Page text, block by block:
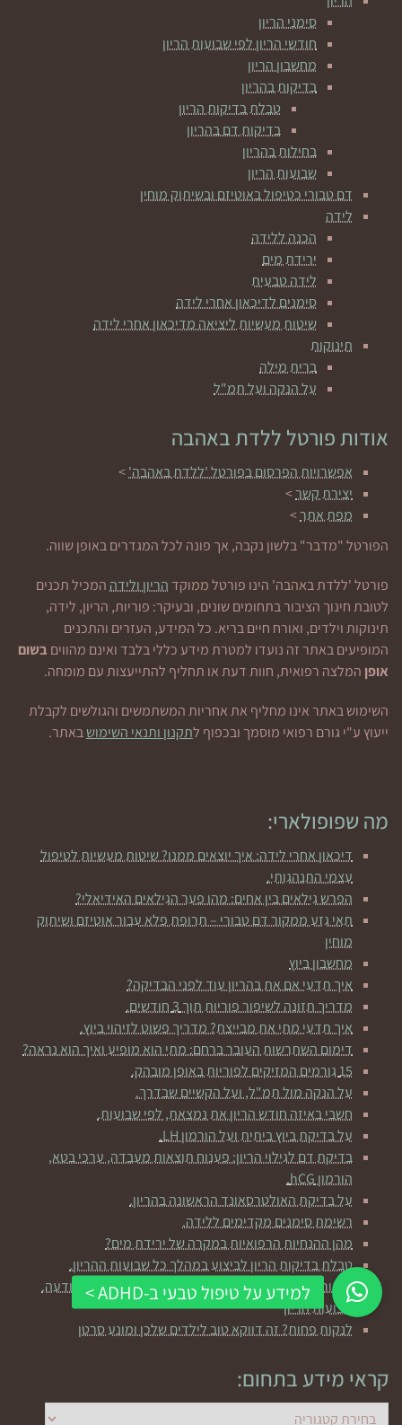
סימני הריון
חודשי הריון לפי שבועות הריון
מחשבון הריון
בדיקות בהריון
טבלת בדיקות הריון
בדיקות דם בהריון
בחילות בהריון
שבועות הריון
דם טבורי כטיפול באוטיזם ובשיתוק מוחין
לידה
הכנה ללידה
ירידת מים
לידה טבעית
סימנים לדיכאון אחרי לידה
שיטות מעשיות ליציאה מדיכאון אחרי לידה
תינוקות
ברית מילה
על הנקה ועל תמ"ל
אודות פורטל ללדת באהבה
אפשרויות הפרסום בפורטל 'ללדת באהבה'>
יצירת קשר>
מפת אתר>
הפורטל "מדבר" בלשון נקבה, אך פונה לכל המגדרים באופן שווה.
פורטל 'ללדת באהבה' הינו פורטל ממוקד הריון ולידההמכיל תכנים
לטובת חינוך הציבור בתחומים שונים, ובעיקר: פוריות, הריון, לידה,
תינוקות וילדים, ואורח חיים בריא. כל המידע, העזרים והתכנים
המופיעים באתר זה נועדו למטרת מידע כללי בלבד ואינם מהוויםבשום
אופן המלצה רפואית, חוות דעת או תחליף להתייעצות עם מומחה.
השימוש באתר אינו מחליף את אחריות המשתמשים והגולשים לקבלת
ייעוץ ע"י גורם רפואי מוסמך ובכפוף לתקנון ותנאי השימושבאתר.
מה שפופולארי:
דיכאון אחרי לידה: איך יוצאים ממנו? שיטות מעשיות לטיפול
עצמי התנהגותי.
הפרש גילאים בין אחים: מהו פער הגילאים האידיאלי?
תאי גזע ממקור דם טבורי – תרופת פלא עבור אוטיזם ושיתוק
מוחין
מחשבון ביוץ
איך תדעי אם את בהריון עוד לפני הבדיקה?
מדריך תזונה לשיפור פוריות תוך 3 חודשים.
איך תדעי מתי את מבייצת? מדריך פשוט לזיהוי ביוץ.
דימום השתרשות העובר ברחם: מתי הוא מופיע ואיך הוא נראה?
15 גורמים המזיקים לפוריות באופן מובהק.
על הנקה מול תמ"ל, ועל הקשיים שבדרך.
חשבי באיזה חודש הריון את נמצאת, לפי שבועות.
על בדיקת ביוץ ביתית ועל הורמון LH.
בדיקת דם לגילוי הריון: פענוח תוצאות מעבדה, ערכי בטא,
הורמון hCG.
על בדיקת האולטרסאונד הראשונה בהריון.
רשימת סימנים מקדימים ללידה.
מהן ההנחיות הרפואיות במקרה של ירידת מים?
טבלת בדיקות הריון לביצוע במהלך כל שבועות ההריון.
שיפור פוריות באמצעות חשיבה חיובית ושליטה על התודעה.
שבועות הריון
לנקות פחות? זה דווקא טוב לילדים שלכן ומונע סרטן
קראי מידע בתחום:
קראי